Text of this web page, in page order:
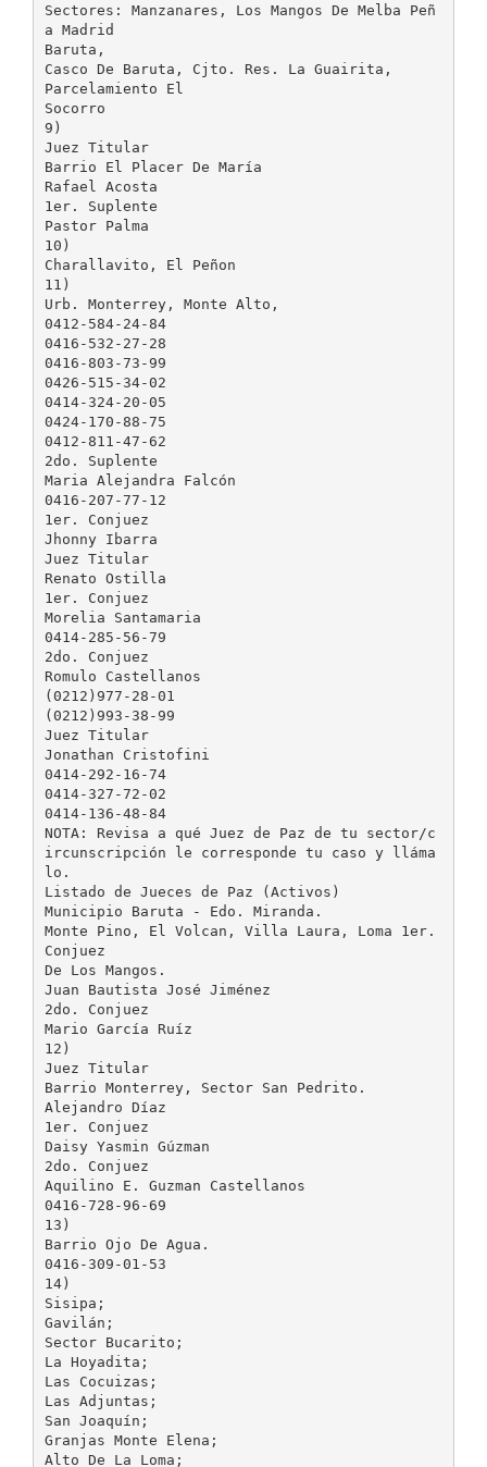
Sectores: Manzanares, Los Mangos De Melba Peñ
a Madrid
Baruta,
Casco De Baruta, Cjto. Res. La Guairita,
Parcelamiento El
Socorro
9)
Juez Titular
Barrio El Placer De María
Rafael Acosta
1er. Suplente
Pastor Palma
10)
Charallavito, El Peñon
11)
Urb. Monterrey, Monte Alto,
0412-584-24-84
0416-532-27-28
0416-803-73-99
0426-515-34-02
0414-324-20-05
0424-170-88-75
0412-811-47-62
2do. Suplente
Maria Alejandra Falcón
0416-207-77-12
1er. Conjuez
Jhonny Ibarra
Juez Titular
Renato Ostilla
1er. Conjuez
Morelia Santamaria
0414-285-56-79
2do. Conjuez
Romulo Castellanos
(0212)977-28-01
(0212)993-38-99
Juez Titular
Jonathan Cristofini
0414-292-16-74
0414-327-72-02
0414-136-48-84
NOTA: Revisa a qué Juez de Paz de tu sector/c
ircunscripción le corresponde tu caso y lláma
lo.
Listado de Jueces de Paz (Activos)
Municipio Baruta - Edo. Miranda.
Monte Pino, El Volcan, Villa Laura, Loma 1er.
Conjuez
De Los Mangos.
Juan Bautista José Jiménez
2do. Conjuez
Mario García Ruíz
12)
Juez Titular
Barrio Monterrey, Sector San Pedrito.
Alejandro Díaz
1er. Conjuez
Daisy Yasmin Gúzman
2do. Conjuez
Aquilino E. Guzman Castellanos
0416-728-96-69
13)
Barrio Ojo De Agua.
0416-309-01-53
14)
Sisipa;
Gavilán;
Sector Bucarito;
La Hoyadita;
Las Cocuizas;
Las Adjuntas;
San Joaquín;
Granjas Monte Elena;
Alto De La Loma;